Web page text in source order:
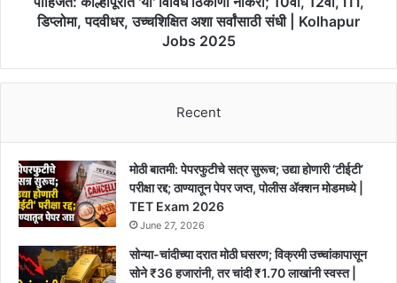
पदवीधर,
सर्वांसाठी
2025
डिप्लोमा, पदवीधर, उच्चशिक्षित अशा सर्वांसाठी संधी | Kolhapur
Jobs 2025
Recent
मोठी बातमी: पेपरफुटीचे सत्र सुरूच; उद्या होणारी ‘टीईटी’
परीक्षा रद्द; ठाण्यातून पेपर जप्त, पोलीस ॲक्शन मोडमध्ये |
TET Exam 2026
June 27, 2026
सोन्या-चांदीच्या दरात मोठी घसरण; विक्रमी उच्चांकापासून
सोने ₹36 हजारांनी, तर चांदी ₹1.70 लाखांनी स्वस्त |